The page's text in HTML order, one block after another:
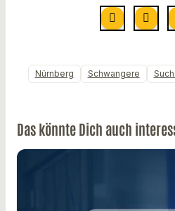
Nürnberg Schwangere
Das könnte Dich auch